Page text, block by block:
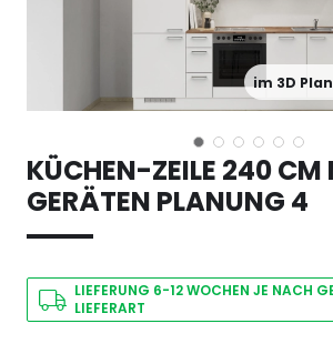
im 3D
KÜCHEN-ZEILE 240 CM
GERÄTEN PLANUNG 4
LIEFERUNG 6-12 WOCHEN JE NACH
LIEFERART